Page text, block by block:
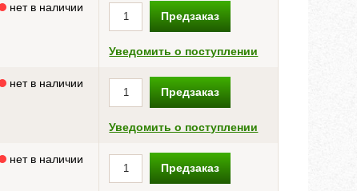
нет в наличии
Предзаказ
Уведомить о поступлении
нет в наличии
Предзаказ
Уведомить о поступлении
нет в наличии
Предзаказ